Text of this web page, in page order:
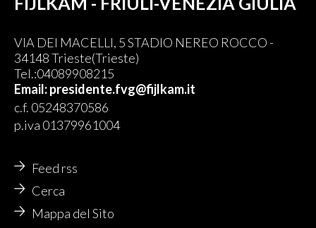
VIA DEI MACELLI, 5 STADIO NEREO ROCCO -
34148 Trieste(Trieste)
Tel.:04089908215
Email: presidente.fvg@fijlkam.it
c.f. 05248370586
p.iva 01379961004
Feed rss
Cerca
Mappa del Sito